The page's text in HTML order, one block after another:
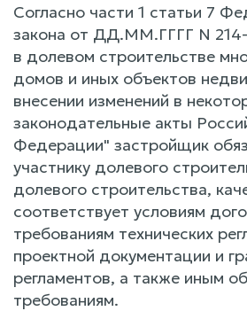
Согласно части 1 статьи 7
закона от ДД.ММ.ГГГГ N
в долевом строительстве
домов и иных объектов
внесении изменений в
законодательные акты
Федерации" застройщик
участнику долевого
долевого строительства,
соответствует условиям
требованиям технических
проектной документации и
регламентов, а также иным
требованиям.